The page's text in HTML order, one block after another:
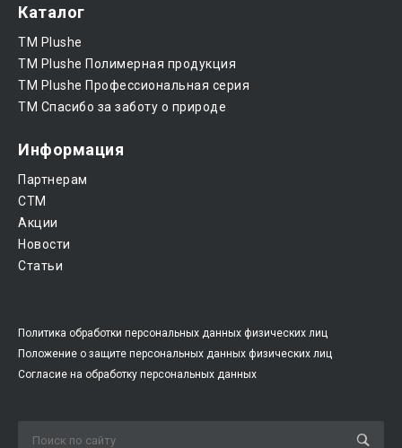
Каталог
ТМ Plushe
ТМ Plushe Полимерная продукция
ТМ Plushe Профессиональная серия
ТМ Спасибо за заботу о природе
Информация
Партнерам
CTM
Акции
Новости
Статьи
Политика обработки персональных данных физических лиц
Положение о защите персональных данных физических лиц
Согласие на обработку персональных данных